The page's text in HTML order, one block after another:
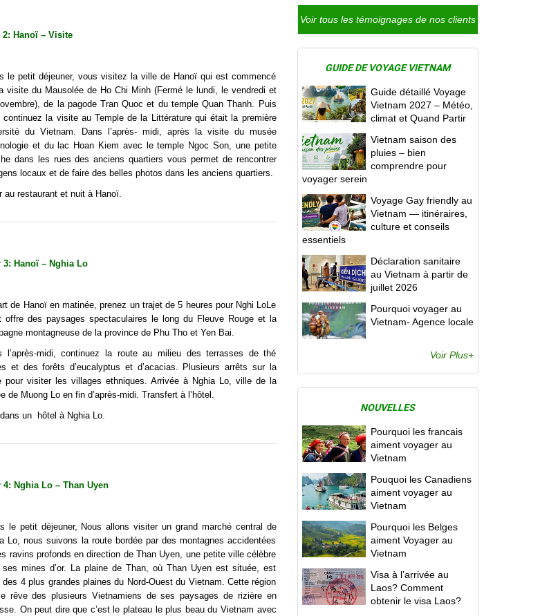
2: Hanoï – Visite
le petit déjeuner, vous visitez la ville de Hanoï qui est commencé
visite du Mausolée de Ho Chi Minh (Fermé le lundi, le vendredi et
de la pagode Tran Quoc et du temple Quan Thanh. Puis
continuez la visite au Temple de la Littérature qui était la première
du Vietnam. Dans l’après- midi, après la visite du musée
et du lac Hoan Kiem avec le temple Ngoc Son, une petite
dans les rues des anciens quartiers vous permet de rencontrer
locaux et de faire des belles photos dans les anciens quartiers.
au restaurant et nuit à Hanoï.
3: Hanoï – Nghia Lo
de Hanoï en matinée, prenez un trajet de 5 heures pour Nghi LoLe
offre des paysages spectaculaires le long du Fleuve Rouge et la
montagneuse de la province de Phu Tho et Yen Bai.
l’après-midi, continuez la route au milieu des terrasses de thé
et des forêts d’eucalyptus et d’acacias. Plusieurs arrêts sur la
pour visiter les villages ethniques. Arrivée à Nghia Lo, ville de la
de Muong Lo en fin d’après-midi. Transfert à l’hôtel.
un hôtel à Nghia Lo.
4: Nghia Lo – Than Uyen
le petit déjeuner, Nous allons visiter un grand marché central de
Lo, nous suivons la route bordée par des montagnes accidentées
ravins profonds en direction de Than Uyen, une petite ville célèbre
ses mines d’or. La plaine de Than, où Than Uyen est située, est
des 4 plus grandes plaines du Nord-Ouest du Vietnam. Cette région
rêve des plusieurs Vietnamiens de ses paysages de rizière en
On peut dire que c’est le plateau le plus beau du Vietnam avec
Voir tous les témoignages de nos clients
GUIDE DE VOYAGE VIETNAM
Guide détaillé Voyage
Vietnam 2027 – Météo,
climat et Quand Partir
Vietnam saison des
pluies – bien
comprendre pour
voyager serein
Voyage Gay friendly au
Vietnam — itinéraires,
culture et conseils
essentiels
Déclaration sanitaire
au Vietnam à partir de
juillet 2026
Pourquoi voyager au
Vietnam- Agence locale
Voir Plus+
NOUVELLES
Pourquoi les francais
aiment voyager au
Vietnam
Pouquoi les Canadiens
aiment voyager au
Vietnam
Pourquoi les Belges
aiment Voyager au
Vietnam
Visa à l’arrivée au
Laos? Comment
obtenir le visa Laos?